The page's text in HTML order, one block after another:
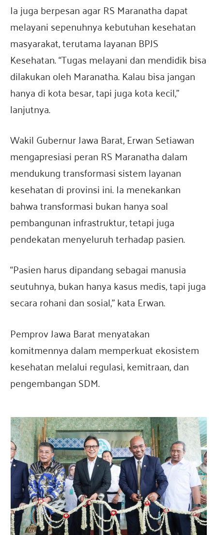
Ia juga berpesan agar RS Maranatha dapat
melayani sepenuhnya kebutuhan kesehatan
masyarakat, terutama layanan BPJS
Kesehatan. “Tugas melayani dan mendidik bisa
dilakukan oleh Maranatha. Kalau bisa jangan
hanya di kota besar, tapi juga kota kecil,”
lanjutnya.
Wakil Gubernur Jawa Barat, Erwan Setiawan
mengapresiasi peran RS Maranatha dalam
mendukung transformasi sistem layanan
kesehatan di provinsi ini. Ia menekankan
bahwa transformasi bukan hanya soal
pembangunan infrastruktur, tetapi juga
pendekatan menyeluruh terhadap pasien.
“Pasien harus dipandang sebagai manusia
seutuhnya, bukan hanya kasus medis, tapi juga
secara rohani dan sosial,” kata Erwan.
Pemprov Jawa Barat menyatakan
komitmennya dalam memperkuat ekosistem
kesehatan melalui regulasi, kemitraan, dan
pengembangan SDM.